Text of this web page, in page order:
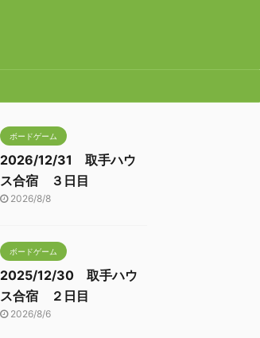
ボードゲーム
2026/12/31 取手ハウ
ス合宿 ３日目
2026/8/8
ボードゲーム
2025/12/30 取手ハウ
ス合宿 ２日目
2026/8/6